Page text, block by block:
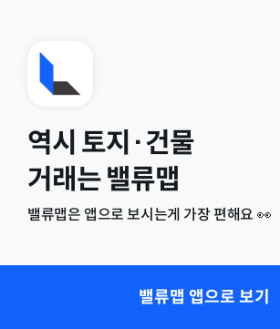
역시 토지·건물
거래는 밸류맵
밸류맵은 앱으로 보시는게 가장 편해요 👀
밸류맵 앱으로 보기